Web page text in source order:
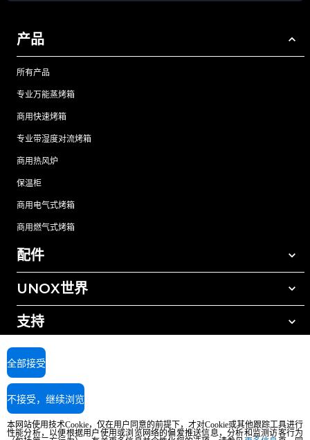
产品
所有产品
专业万能蒸烤箱
商用快速烤箱
专业带湿度对流烤箱
商用热风炉
保温柜
商用电气式烤箱
商用燃气式烤箱
配件
所有配件
手动清洗清洁剂
树脂过滤水处理
反渗透水处理
UNOX世界
我们在全球的办事处
支持
UNOX质保
查找经销商
查找服务中心
版权所有2026 UNOX SpA保留所有权利。Reg.Imp.Padova n°04230750285 -
AI Content Disclaimer
本网站使用技术Cookie，仅在用户同意的前提下，才对Cookie或其他跟踪工具进行
性能分析，以便根据用户使用或浏览网络的偏爱推送信息，分析和监测访客行为
全部接受
不接受，继续浏览